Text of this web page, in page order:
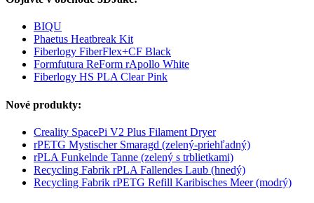
BIQU
Phaetus Heatbreak Kit
Fiberlogy FiberFlex+CF Black
Formfutura ReForm rApollo White
Fiberlogy HS PLA Clear Pink
Nové produkty:
Creality SpacePi V2 Plus Filament Dryer
rPETG Mystischer Smaragd (zelený-priehľadný)
rPLA Funkelnde Tanne (zelený s trblietkami)
Recycling Fabrik rPLA Fallendes Laub (hnedý)
Recycling Fabrik rPETG Refill Karibisches Meer (modrý)